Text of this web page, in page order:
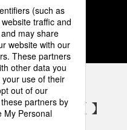
4 5
SNSアカウント